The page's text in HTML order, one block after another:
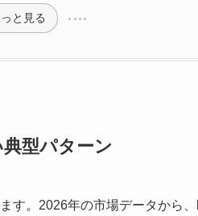
と見る
型パターン
す。2026年の市場データから、